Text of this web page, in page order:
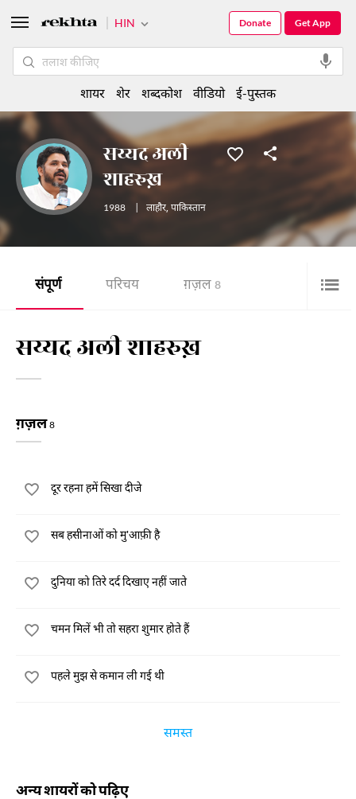
सय्यद अली
शाहरुख़
1988 लाहौर,पाकिस्तान
संपूर्ण परिचय ग़ज़ल 8
सय्यद अली शाहरुख़
ग़ज़ल8
दूर रहना हमें सिखा दीजे
सब हसीनाओं को मु'आफ़ी है
दुनिया को तिरे दर्द दिखाए नहीं जाते
चमन मिलें भी तो सहरा शुमार होते हैं
पहले मुझ से कमान ली गई थी
समस्त
अन्य शायरों को पढ़िए
HIN Get App
Donate
शायर शेर शब्दकोश वीडियो ई-पुस्तक